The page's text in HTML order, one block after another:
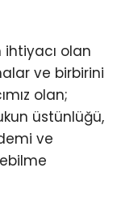
ihtiyacı olan
ve birbirini
olan;
üstünlüğü,
ve